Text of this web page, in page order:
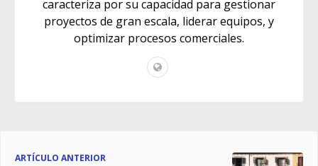
caracteriza por su capacidad para gestionar
proyectos de gran escala, liderar equipos, y
optimizar procesos comerciales.
ARTÍCULO ANTERIOR